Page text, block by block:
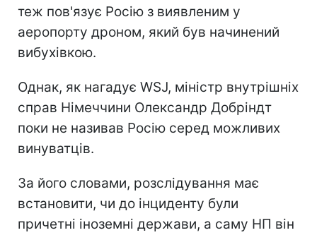
теж пов'язує Росію з виявленим у
аеропорту дроном, який був начинений
вибухівкою.
Однак, як нагадує WSJ, міністр внутрішніх
справ Німеччини Олександр Добріндт
поки не називав Росію серед можливих
винуватців.
За його словами, розслідування має
встановити, чи до інциденту були
причетні іноземні держави, а саму НП він